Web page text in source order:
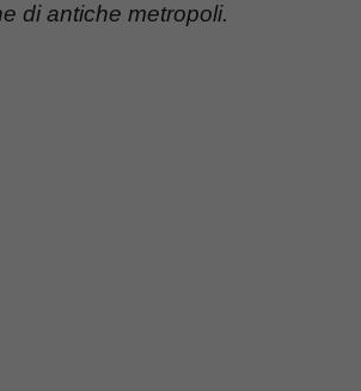
di antiche metropoli.